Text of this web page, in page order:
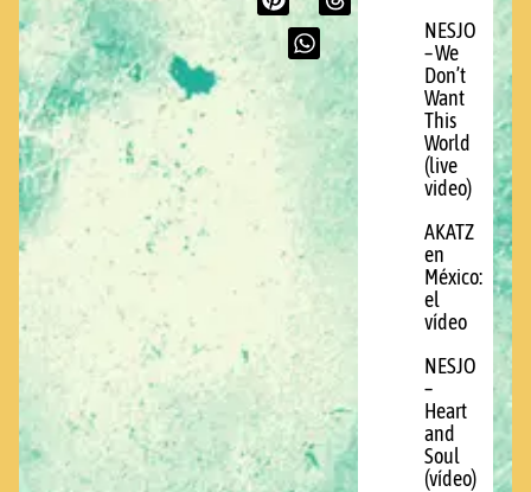
NESJO
– We
Don’t
Want
This
World
(live
video)
AKATZ
en
México:
el
vídeo
NESJO
–
Heart
and
Soul
(vídeo)